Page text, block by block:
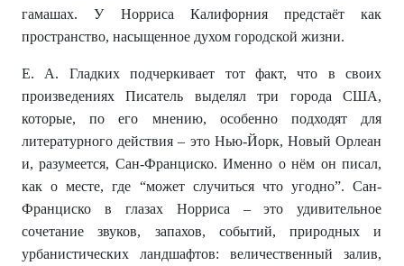
гамашах. У Норриса Калифорния предстаёт как
пространство, насыщенное духом городской жизни.
Е. А. Гладких подчеркивает тот факт, что в своих
произведениях Писатель выделял три города США,
которые, по его мнению, особенно подходят для
литературного действия – это Нью-Йорк, Новый Орлеан
и, разумеется, Сан-Франциско. Именно о нём он писал,
как о месте, где “может случиться что угодно”. Сан-
Франциско в глазах Норриса – это удивительное
сочетание звуков, запахов, событий, природных и
урбанистических ландшафтов: величественный залив,